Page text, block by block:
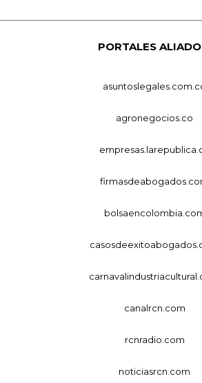
PORTALES
agronegocios.co
canalrcn.com
rcnradio.com
noticiasrcn.com